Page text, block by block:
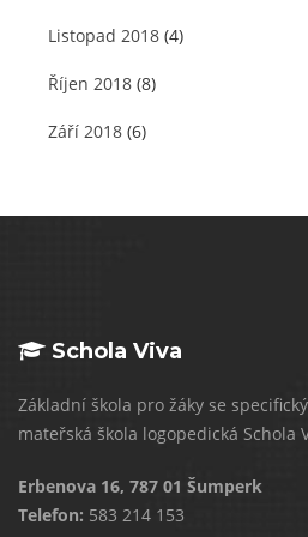
Listopad 2018 (4)
Říjen 2018 (8)
Září 2018 (6)
Schola Viva
Základní škola pro žáky se
mateřská škola logopedická Schola
Erbenova 16, 787 01 Šumperk
Telefon: 583 214 153